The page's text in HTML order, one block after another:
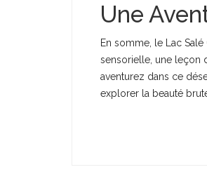
Une
En somme, le Lac Salé
sensorielle, une leçon
aventurez dans ce
explorer la beauté